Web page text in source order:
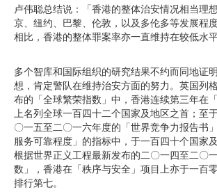
卢伟聪总结说：「香港的整体治安情况相当理
京、纽约、巴黎、伦敦，以及多伦多等发展程
相比，香港的整体罪案率亦一直维持在较低水平
多个智库和国际组织的研究结果不约而同地证
想，肯定警队在维持治安方面的努力。英国列
布的「全球繁荣指数」中，香港连续第三年在
上名列全球一百四十二个国家及地区之首；至
〇一五至二〇一六年度的「世界竞争力报告书
服务可靠程度」的指标中，于一百四十个国家
根据世界正义工程最新发布的二〇一四至二〇
数」，香港在「秩序与安全」项目上亦于一百
排行第七。